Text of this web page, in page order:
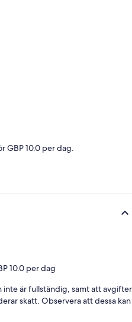
GBP 10.0 per dag.
10.0 per dag
inte är fullständig, samt att avgifter
skatt. Observera att dessa kan